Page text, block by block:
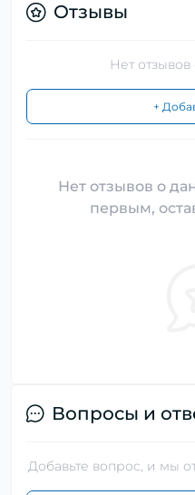
Отзывы
Нет отзывов
+
Нет отзывов о
первым,
Вопросы и
Добавьте вопрос, и мы